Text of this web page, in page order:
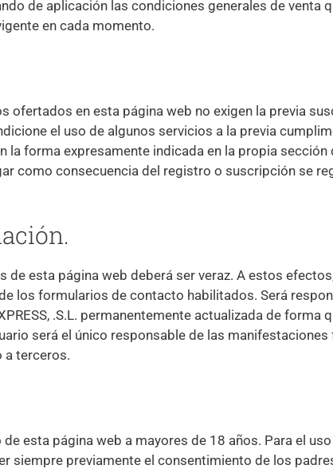
de aplicación las condiciones generales de venta
en cada momento.
ofertados en esta página web no exigen la previa
el uso de algunos servicios a la previa
la forma expresamente indicada en la propia
como consecuencia del registro o suscripción se
esta página web deberá ser veraz. A estos
los formularios de contacto habilitados. Será
.S.L. permanentemente actualizada de forma
será el único responsable de las
a terceros.
de esta página web a mayores de 18 años. Para el
siempre previamente el consentimiento de los